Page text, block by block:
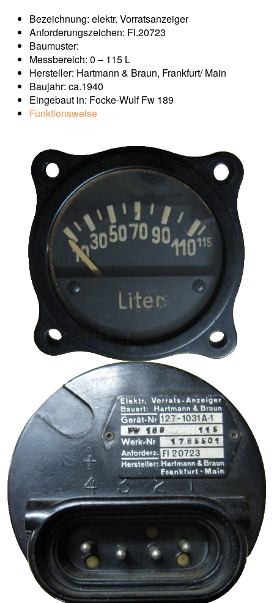
Bezeichnung: elektr. Vorratsanzeiger
Anforderungszeichen: Fl.20723
Baumuster:
Messbereich: 0 – 115 L
Hersteller: Hartmann & Braun, Frankfurt/ Main
Baujahr: ca.1940
Eingebaut in: Focke-Wulf Fw 189
Funktionsweise